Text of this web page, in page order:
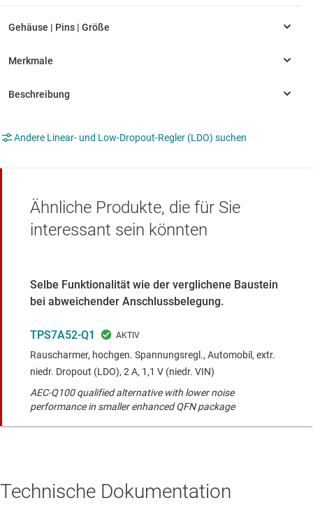
Andere Linear- und Low-Dropout-Regler (LDO) suchen
Ähnliche Produkte, die für Sie
interessant sein könnten
Selbe Funktionalität wie der verglichene Baustein
bei abweichender Anschlussbelegung.
TPS7A52-Q1
Rauscharmer, hochgen. Spannungsregl., Automobil, extr.
niedr. Dropout (LDO), 2 A, 1,1 V (niedr. VIN)
AEC-Q100 qualified alternative with lower noise
performance in smaller enhanced QFN package
Technische Dokumentation